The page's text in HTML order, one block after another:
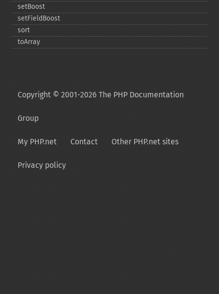
setBoost
setFieldBoost
sort
toArray
Copyright © 2001-2026 The PHP Documentation
Group
My PHP.net Contact Other PHP.net sites
Privacy policy